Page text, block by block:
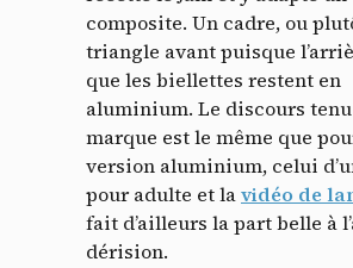
composite. Un cadre, ou
triangle avant puisque
que les biellettes restent en
aluminium. Le discours
marque est le même que
version aluminium, celui
pour adulte et lavidéo de
fait d’ailleurs la part belle à
dérision.